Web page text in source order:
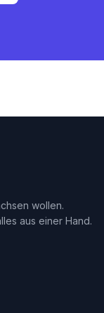
wollen.
aus einer Hand.